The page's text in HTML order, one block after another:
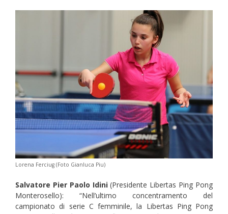
Lorena Ferciug (Foto Gianluca Piu)
Salvatore Pier Paolo Idini(Presidente Libertas Ping Pong
Monterosello): “Nell’ultimo concentramento del
campionato di serie C femminile, la Libertas Ping Pong